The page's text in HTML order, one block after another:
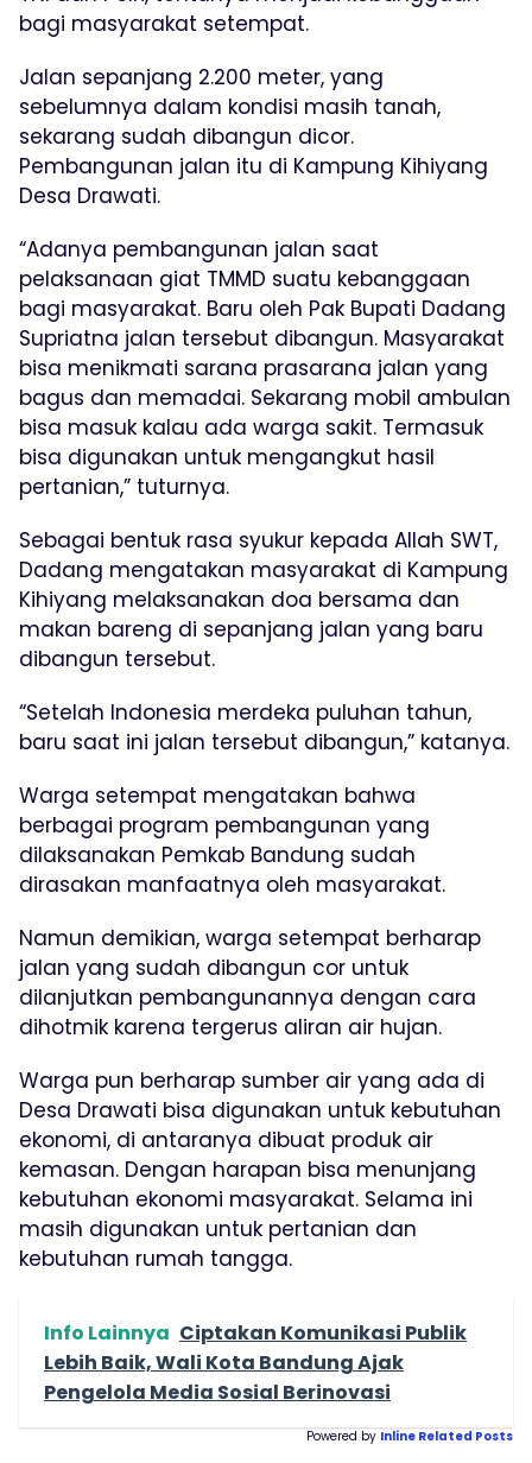
bagi masyarakat setempat.
Jalan sepanjang 2.200 meter, yang
sebelumnya dalam kondisi masih tanah,
sekarang sudah dibangun dicor.
Pembangunan jalan itu di Kampung Kihiyang
Desa Drawati.
“Adanya pembangunan jalan saat
pelaksanaan giat TMMD suatu kebanggaan
bagi masyarakat. Baru oleh Pak Bupati Dadang
Supriatna jalan tersebut dibangun. Masyarakat
bisa menikmati sarana prasarana jalan yang
bagus dan memadai. Sekarang mobil ambulan
bisa masuk kalau ada warga sakit. Termasuk
bisa digunakan untuk mengangkut hasil
pertanian,” tuturnya.
Sebagai bentuk rasa syukur kepada Allah SWT,
Dadang mengatakan masyarakat di Kampung
Kihiyang melaksanakan doa bersama dan
makan bareng di sepanjang jalan yang baru
dibangun tersebut.
“Setelah Indonesia merdeka puluhan tahun,
baru saat ini jalan tersebut dibangun,” katanya.
Warga setempat mengatakan bahwa
berbagai program pembangunan yang
dilaksanakan Pemkab Bandung sudah
dirasakan manfaatnya oleh masyarakat.
Namun demikian, warga setempat berharap
jalan yang sudah dibangun cor untuk
dilanjutkan pembangunannya dengan cara
dihotmik karena tergerus aliran air hujan.
Warga pun berharap sumber air yang ada di
Desa Drawati bisa digunakan untuk kebutuhan
ekonomi, di antaranya dibuat produk air
kemasan. Dengan harapan bisa menunjang
kebutuhan ekonomi masyarakat. Selama ini
masih digunakan untuk pertanian dan
kebutuhan rumah tangga.
Info Lainnya Ciptakan Komunikasi Publik
Lebih Baik, Wali Kota Bandung Ajak
Pengelola Media Sosial Berinovasi
Powered by Inline Related Posts